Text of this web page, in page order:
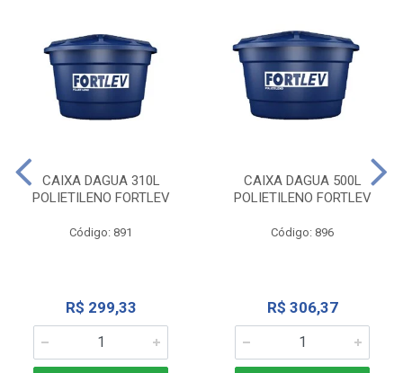
CAIXA DAGUA 310L
POLIETILENO FORTLEV
Código: 891
R$ 299,33
CAIXA DAGUA 500L
POLIETILENO FORTLEV
Código: 896
R$ 306,37